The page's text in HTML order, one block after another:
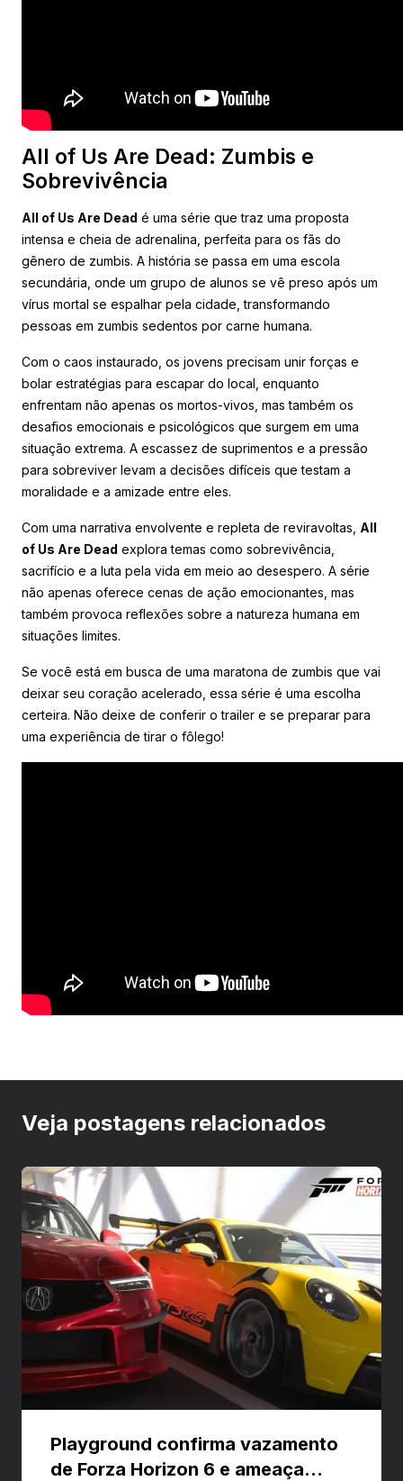
All of Us Are Dead: Zumbis e
Sobrevivência
All of Us Are Dead é uma série que traz uma proposta
intensa e cheia de adrenalina, perfeita para os fãs do
gênero de zumbis. A história se passa em uma escola
secundária, onde um grupo de alunos se vê preso após um
vírus mortal se espalhar pela cidade, transformando
pessoas em zumbis sedentos por carne humana.
Com o caos instaurado, os jovens precisam unir forças e
bolar estratégias para escapar do local, enquanto
enfrentam não apenas os mortos-vivos, mas também os
desafios emocionais e psicológicos que surgem em uma
situação extrema. A escassez de suprimentos e a pressão
para sobreviver levam a decisões difíceis que testam a
moralidade e a amizade entre eles.
Com uma narrativa envolvente e repleta de reviravoltas, All
of Us Are Dead explora temas como sobrevivência,
sacrifício e a luta pela vida em meio ao desespero. A série
não apenas oferece cenas de ação emocionantes, mas
também provoca reflexões sobre a natureza humana em
situações limites.
Se você está em busca de uma maratona de zumbis que vai
deixar seu coração acelerado, essa série é uma escolha
certeira. Não deixe de conferir o trailer e se preparar para
uma experiência de tirar o fôlego!
Veja postagens relacionados
Playground confirma vazamento
de Forza Horizon 6 e ameaça